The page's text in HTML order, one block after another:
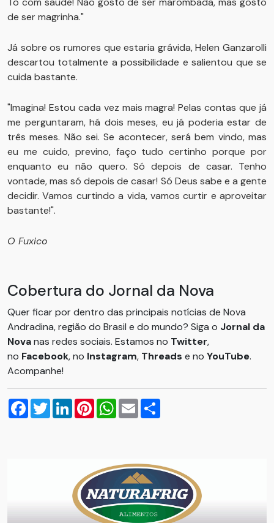
de ser magrinha."
Já sobre os rumores que estaria grávida, Helen Ganzarolli
descartou totalmente a possibilidade e salientou que se
cuida bastante.
"Imagina! Estou cada vez mais magra! Pelas contas que já
me perguntaram, há dois meses, eu já poderia estar de
três meses. Não sei. Se acontecer, será bem vindo, mas
eu me cuido, previno, faço tudo certinho porque por
enquanto eu não quero. Só depois de casar. Tenho
vontade, mas só depois de casar! Só Deus sabe e a gente
decidir. Vamos curtindo a vida, vamos curtir e aproveitar
bastante!".
O Fuxico
Cobertura do Jornal da Nova
Quer ficar por dentro das principais notícias de Nova
Andradina, região do Brasil e do mundo? Siga o Jornal da
Novanas redes sociais. Estamos no Twitter,
no Facebook, no Instagram, Threads e no YouTube.
Acompanhe!
Facebook
TwitterLinkedInPinterestWhatsApp
Email